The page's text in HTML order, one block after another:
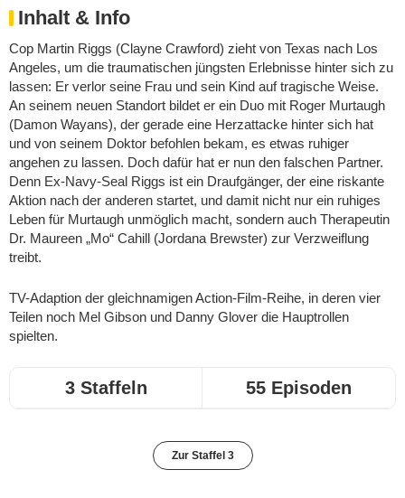
Inhalt & Info
Cop Martin Riggs (Clayne Crawford) zieht von Texas nach Los
Angeles, um die traumatischen jüngsten Erlebnisse hinter sich zu
lassen: Er verlor seine Frau und sein Kind auf tragische Weise.
An seinem neuen Standort bildet er ein Duo mit Roger Murtaugh
(Damon Wayans), der gerade eine Herzattacke hinter sich hat
und von seinem Doktor befohlen bekam, es etwas ruhiger
angehen zu lassen. Doch dafür hat er nun den falschen Partner.
Denn Ex-Navy-Seal Riggs ist ein Draufgänger, der eine riskante
Aktion nach der anderen startet, und damit nicht nur ein ruhiges
Leben für Murtaugh unmöglich macht, sondern auch Therapeutin
Dr. Maureen „Mo“ Cahill (Jordana Brewster) zur Verzweiflung
treibt.
TV-Adaption der gleichnamigen Action-Film-Reihe, in deren vier
Teilen noch Mel Gibson und Danny Glover die Hauptrollen
spielten.
3 Staffeln 55 Episoden
Zur Staffel 3